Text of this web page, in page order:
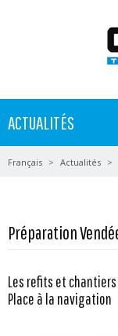
ACTUALITÉS
Français Actualités
Préparation
Les refits et
Place à la navigation